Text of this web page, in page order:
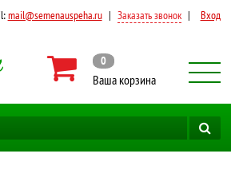
mail@semenauspeha.ru | Заказать звонок | Вход
0
Ваша корзина